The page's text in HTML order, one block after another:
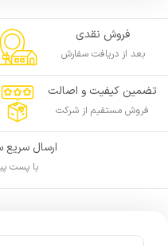
فروش نقدی
بعد از دریافت سفارش
تضمین کیفیت و اصالت
فروش مستقیم از شرکت
ارسال سریع
با پست